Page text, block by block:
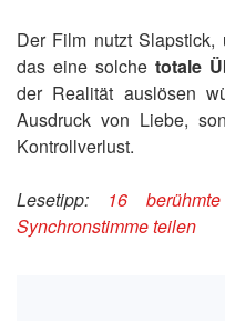
Der Film nutzt Slapstick,
das eine solche totale
der Realität auslösen
Ausdruck von Liebe,
Kontrollverlust.
Lesetipp: 16
Synchronstimme teilen